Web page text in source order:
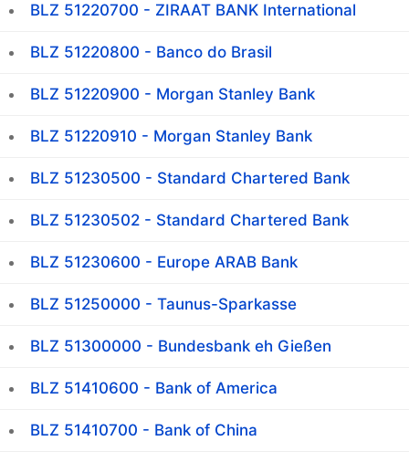
BLZ 51220700 - ZIRAAT BANK International
BLZ 51220800 - Banco do Brasil
BLZ 51220900 - Morgan Stanley Bank
BLZ 51220910 - Morgan Stanley Bank
BLZ 51230500 - Standard Chartered Bank
BLZ 51230502 - Standard Chartered Bank
BLZ 51230600 - Europe ARAB Bank
BLZ 51250000 - Taunus-Sparkasse
BLZ 51300000 - Bundesbank eh Gießen
BLZ 51410600 - Bank of America
BLZ 51410700 - Bank of China